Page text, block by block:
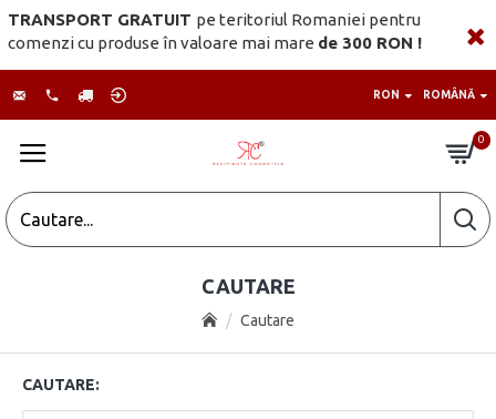
TRANSPORT GRATUIT pe teritoriul Romaniei pentru
comenzi cu produse în valoare mai mare de 300 RON !
RON ROMÂNĂ
0
Cautare
CAUTARE
CAUTARE: